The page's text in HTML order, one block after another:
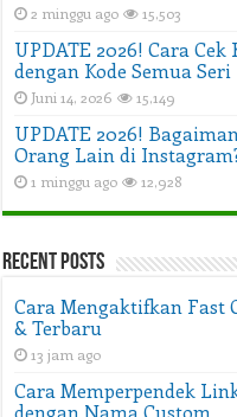
2 minggu ago 15,503
UPDATE 2026! Cara
dengan Kode Semua Seri
Juni 14, 2026 15,149
UPDATE 2026!
Orang Lain di
1 minggu ago 12,928
Recent Posts
Cara Mengaktifkan Fast
& Terbaru
13 jam ago
Cara Memperpendek
dengan Nama Custom